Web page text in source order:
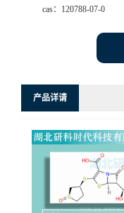
cas： 120788-07-0
产品详请